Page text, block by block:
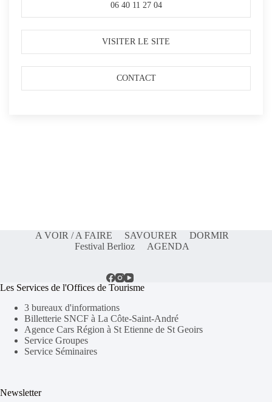
06 40 11 27 04
VISITER LE SITE
CONTACT
A VOIR / A FAIRE SAVOURER
DORMIR
Festival Berlioz
AGENDA
Les Services de l'Offices de Tourisme
3 bureaux d'informations
Billetterie SNCF à La Côte-Saint-André
Agence Cars Région à St Etienne de St Geoirs
Service Groupes
Service Séminaires
Newsletter